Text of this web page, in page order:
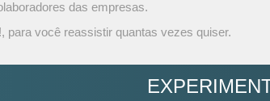
das empresas.
para você reassistir quantas vezes quiser.